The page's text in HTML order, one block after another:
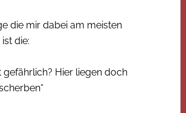
die mir dabei am meisten
die:
gefährlich? Hier liegen doch